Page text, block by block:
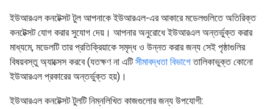
ইউআরএল কনটেক্সট টুল আপনাকে ইউআরএল-এর আকারে মডেলগুলিতে অতিরিক্ত
কনটেক্সট যোগ করার সুযোগ দেয়। আপনার অনুরোধে ইউআরএল অন্তর্ভুক্ত করার
মাধ্যমে, মডেলটি তার প্রতিক্রিয়াকে সমৃদ্ধ ও উন্নত করার জন্য সেই পৃষ্ঠাগুলির
বিষয়বস্তু অ্যাক্সেস করবে (যতক্ষণ না এটিসীমাবদ্ধতা বিভাগেতালিকাভুক্ত কোনো
ইউআরএল প্রকারের অন্তর্ভুক্ত হয়)।
ইউআরএল কনটেক্সট টুলটি নিম্নলিখিত কাজগুলোর জন্য উপযোগী: